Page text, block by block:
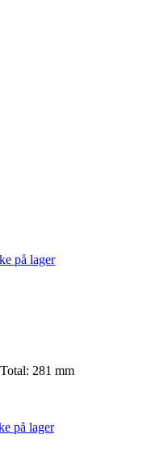
på lager
281 mm
på lager